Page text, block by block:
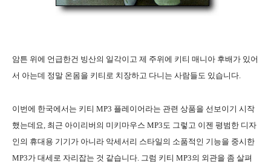
암튼 위에 언급한건 빙산의 일각이고 제 주위에 키티 매니아 후배가 있어
서 아는데 정말 온몸을 키티로 치장하고 다니는 사람들도 있습니다.
이번에 한국에서는 키티 MP3 플레이어라는 관련 상품을 선보이기 시작
했는데요, 최근 아이리버의 미키마우스 MP3도 그렇고 이젠 평범한 디자
인의 휴대용 기기가 아니라 악세서리 스타일의 소품적인 기능을 중시한
MP3가 대세로 자리잡는 것 같습니다. 그럼 키티 MP3의 외관을 좀 살펴